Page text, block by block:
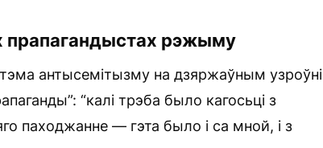
прапагандыстах рэжыму
антысемітызму на дзяржаўным узроўні
“калі трэба было кагосьці з
паходжанне — гэта было і са мной, і з